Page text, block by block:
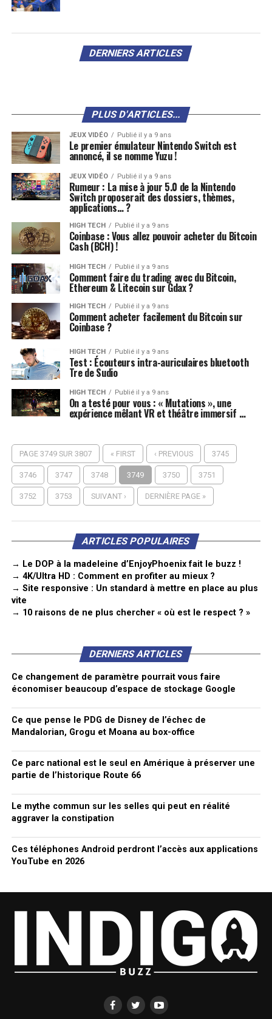
DERNIERS ARTICLES
PLUS D'ARTICLES...
JEUX VIDÉO Publié il y a 9 ans
Le premier émulateur Nintendo Switch est
annoncé, il se nomme Yuzu !
JEUX VIDÉO Publié il y a 9 ans
Rumeur : La mise à jour 5.0 de la Nintendo
Switch proposerait des dossiers, thèmes,
applications… ?
HIGH TECH Publié il y a 9 ans
Coinbase : Vous allez pouvoir acheter du Bitcoin
Cash (BCH) !
HIGH TECH Publié il y a 9 ans
Comment faire du trading avec du Bitcoin,
Ethereum & Litecoin sur Gdax ?
HIGH TECH Publié il y a 9 ans
Comment acheter facilement du Bitcoin sur
Coinbase ?
HIGH TECH Publié il y a 9 ans
Test : Écouteurs intra-auriculaires bluetooth
Tre de Sudio
HIGH TECH Publié il y a 9 ans
On a testé pour vous : « Mutations », une
expérience mêlant VR et théâtre immersif …
PAGE 3749 SUR 3807 « FIRST ‹ PREVIOUS 3745
3746 3747 3748 3749 3750 3751
3752 3753 SUIVANT › DERNIÈRE PAGE »
ARTICLES POPULAIRES
→ Le DOP à la madeleine d’EnjoyPhoenix fait le buzz !
→ 4K/Ultra HD : Comment en profiter au mieux ?
→ Site responsive : Un standard à mettre en place au plus
vite
→ 10 raisons de ne plus chercher « où est le respect ? »
DERNIERS ARTICLES
Ce changement de paramètre pourrait vous faire
économiser beaucoup d’espace de stockage Google
Ce que pense le PDG de Disney de l’échec de
Mandalorian, Grogu et Moana au box-office
Ce parc national est le seul en Amérique à préserver une
partie de l’historique Route 66
Le mythe commun sur les selles qui peut en réalité
aggraver la constipation
Ces téléphones Android perdront l’accès aux applications
YouTube en 2026